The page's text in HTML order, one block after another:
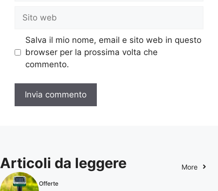
Sito
web
Salva il mio nome, email e sito web in questo
browser per la prossima volta che
commento.
Articoli da leggere More
Offerte